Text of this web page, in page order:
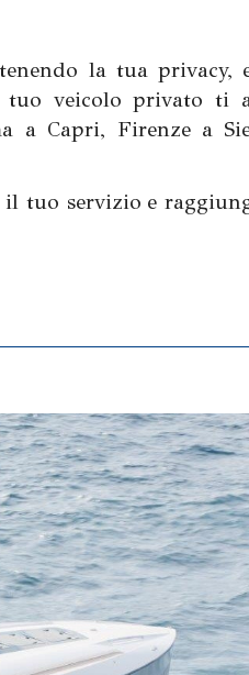
la tua
veicolo privato ti
Capri, Firenze a
tuo servizio e